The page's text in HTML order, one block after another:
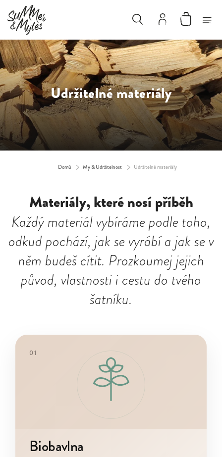
Udržitelné materiály
Domů / My & Udržitelnost / Udržitelné materiály
Materiály, které nosí příběh
Každý materiál vybíráme podle toho,
odkud pochází, jak se vyrábí a jak se v
něm budeš cítit. Prozkoumej jejich
původ, vlastnosti i cestu do tvého
šatníku.
01
Biobavlna